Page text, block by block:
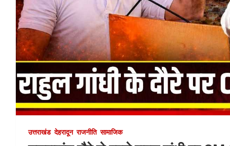
उत्तराखंड देहरादून राजनीति सामाजिक